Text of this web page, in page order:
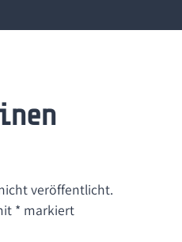
veröffentlicht.
* markiert